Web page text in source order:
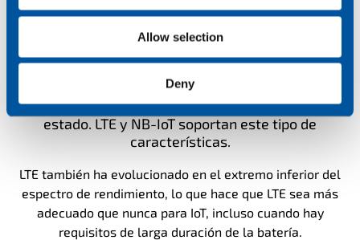
Allow selection
Deny
El modo de ahorro de energía es increíblemente
útil cuando los dispositivos no necesitan estar
localizables entre el envío de mensajes. Puedes
hibernación, pero siguen siendo capaces de
mantener la red al día con las actualizaciones de
estado. LTE y NB-IoT soportan este tipo de
características.
LTE también ha evolucionado en el extremo inferior del
espectro de rendimiento, lo que hace que LTE sea más
adecuado que nunca para IoT, incluso cuando hay
requisitos de larga duración de la batería.